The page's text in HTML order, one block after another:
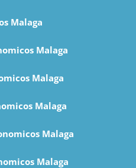
Malaga
Malaga
Malaga
Malaga
Malaga
Malaga